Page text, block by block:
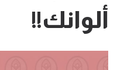
ألوانك!!